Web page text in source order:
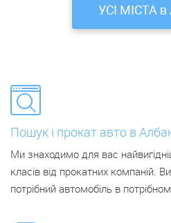
УСІ МІСТА в
Пошук і прокат авто в
Ми знаходимо для вас
класів від прокатних компаній.
потрібний автомобіль в